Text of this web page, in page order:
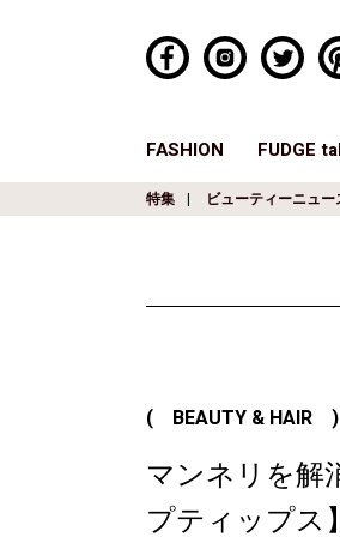
FASHION FUDGE
特集 ビューティーニュー
( BEAUTY & HAIR )
マンネリを解
プティップス】